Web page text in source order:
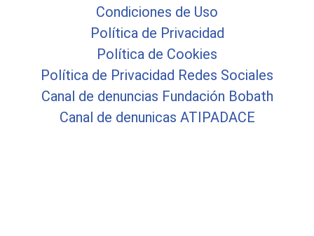
Condiciones de Uso
Política de Privacidad
Política de Cookies
Política de Privacidad Redes Sociales
Canal de denuncias Fundación Bobath
Canal de denunicas ATIPADACE